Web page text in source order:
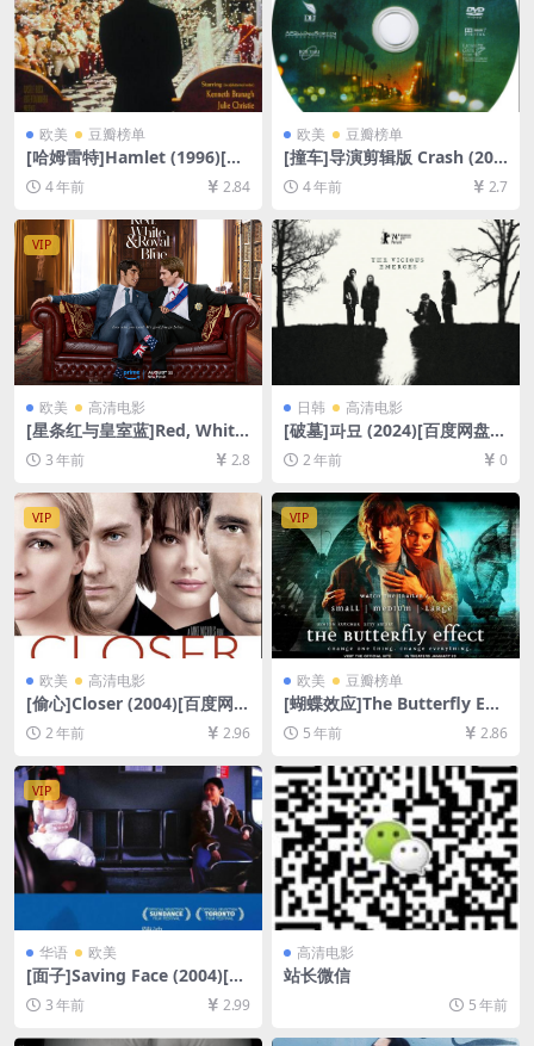
欧美 豆瓣榜单
[哈姆雷特]Hamlet (1996)[百
度网盘+迅雷云盘资源1080P
超清未删减][MP4/15GB][中
文字幕]
4 年前 2.84
欧美 豆瓣榜单
[撞车]导演剪辑版 Crash (200
4)[百度网盘+迅雷云盘资源10
80P超清未删减][MP4/7.4GB]
[中英字幕]
4 年前 2.7
VIP
欧美 高清电影
[星条红与皇室蓝]Red, White
& Royal Blue (2023)[百度网
盘+迅雷云盘资源1080P超清
未删减][MP4/7GB][中文字幕]
3 年前 2.8
日韩 高清电影
[破墓]파묘 (2024)[百度网盘
+夸克网盘1080P超清未删减
资源][网盘在线播放/下载][MP
4/7.8GB][中文字幕]
2 年前 0
VIP
欧美 高清电影
[偷心]Closer (2004)[百度网盘
+夸克网盘1080P超清未删减
资源][网盘在线播放/下载][MP
2 年前 2.96
VIP
欧美 豆瓣榜单
[蝴蝶效应]The Butterfly Effe
ct (2004)导演剪辑版[百度网
盘+迅雷云盘资源1080P超清
幕]
5 年前 2.86
VIP
华语 欧美
[面子]Saving Face (2004)[百
度网盘+夸克网盘1080P超清
未删减资源][网盘在线播放/下
载][MP4/7GB][中文字幕]
3 年前 2.99
高清电影
站长微信
5 年前